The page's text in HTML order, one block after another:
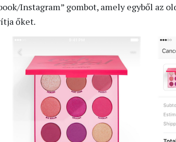
Instagram” gombot, amely egyből az
őket.